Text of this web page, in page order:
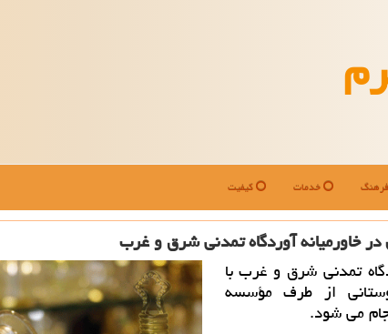
فرهنگ خدمات کیفیت
خاورمیانه آوردگاه تمدنی شرق و غرب
تمدنی شرق و غرب با
از طرف مؤسسه
می شود.